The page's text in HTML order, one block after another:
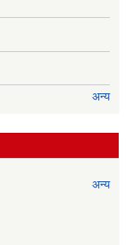
अन्य
अन्य